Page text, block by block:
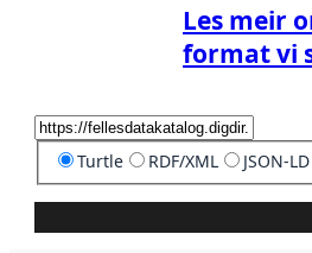
Les meir
format vi
Turtle RDF/XML JSON-LD